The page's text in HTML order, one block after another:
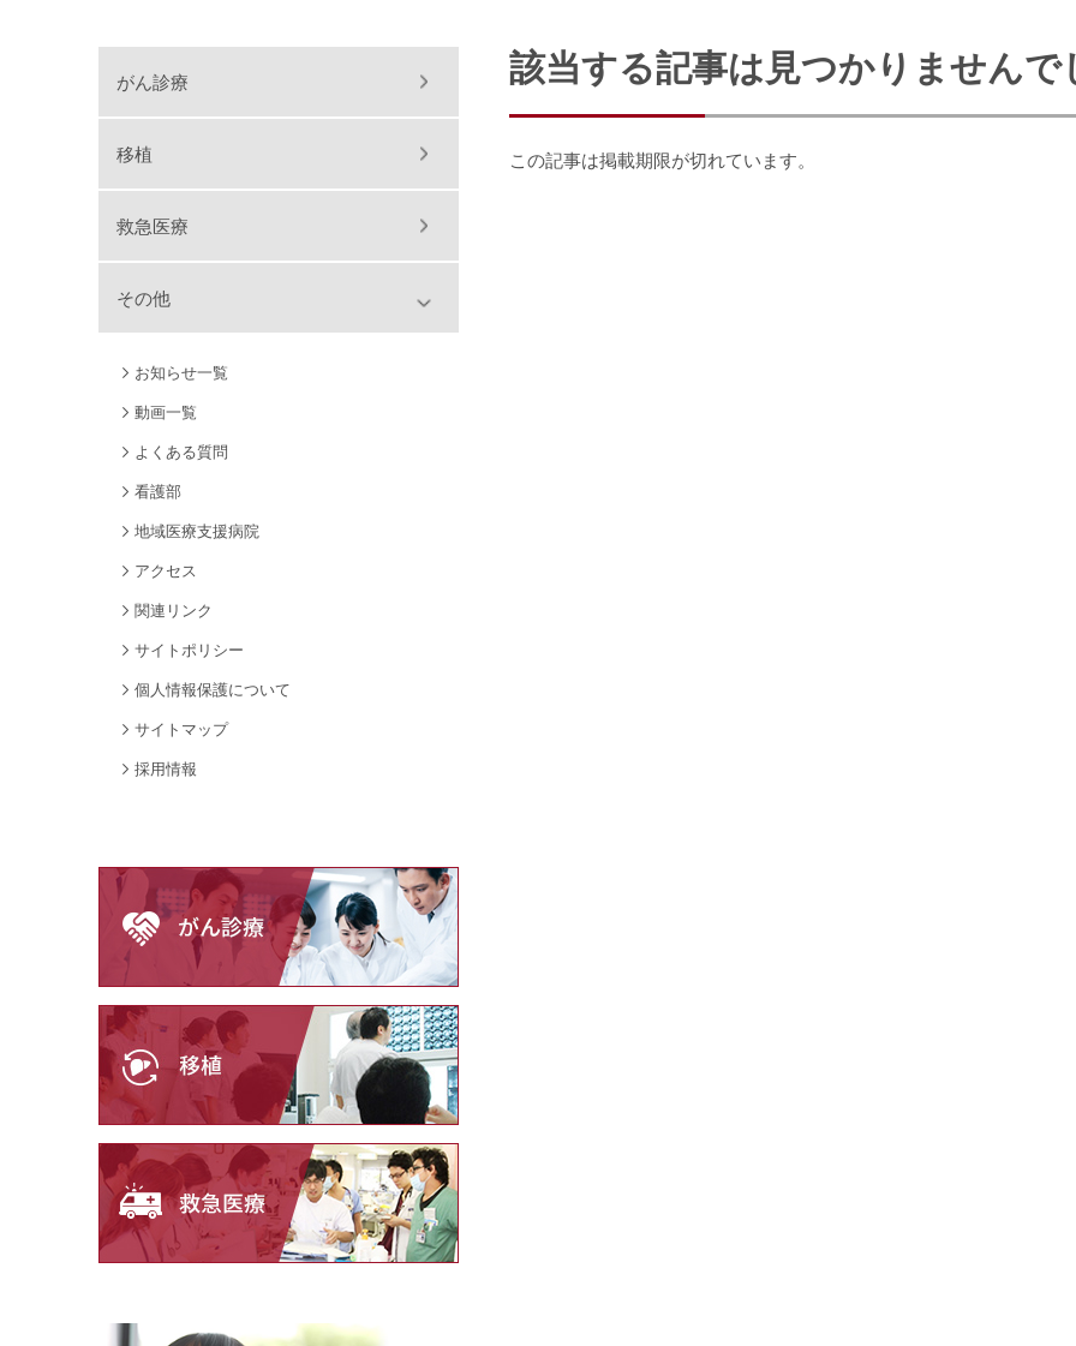
該当する記事は見つかりませんで
この記事は掲載期限が切れています。
がん診療
移植
救急医療
その他
お知らせ一覧
動画一覧
よくある質問
看護部
地域医療支援病院
アクセス
関連リンク
サイトポリシー
個人情報保護について
サイトマップ
採用情報